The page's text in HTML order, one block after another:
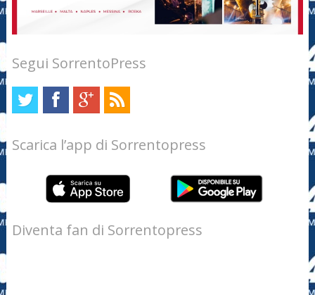
Segui SorrentoPress
Scarica l’app di Sorrentopress
Diventa fan di Sorrentopress